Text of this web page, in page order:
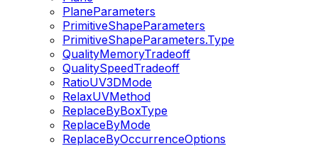
PlaneParameters
PrimitiveShapeParameters
PrimitiveShapeParameters.Type
QualityMemoryTradeoff
QualitySpeedTradeoff
RatioUV3DMode
RelaxUVMethod
ReplaceByBoxType
ReplaceByMode
ReplaceByOccurrenceOptions